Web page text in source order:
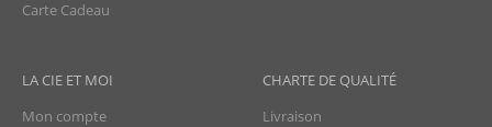
Carte Cadeau
LA CIE ET MOI
Mon compte
CHARTE DE QUALITÉ
Livraison